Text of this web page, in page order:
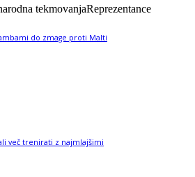
tekmovanjaReprezentance
do zmage proti Malti
več trenirati z najmlajšimi